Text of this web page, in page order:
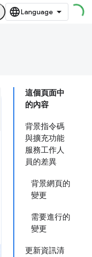
這個頁面中
的內容
背景指令碼
與擴充功能
服務工作人
員的差異
背景網頁的
變更
需要進行的
變更
更新資訊清